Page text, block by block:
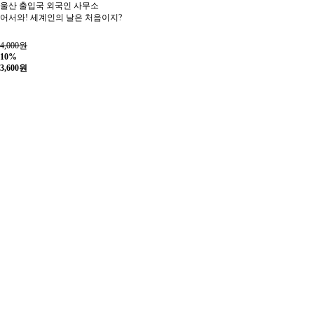
울산 출입국 외국인 사무소
어서와! 세계인의 날은 처음이지?
4,000원
10%
3,600원